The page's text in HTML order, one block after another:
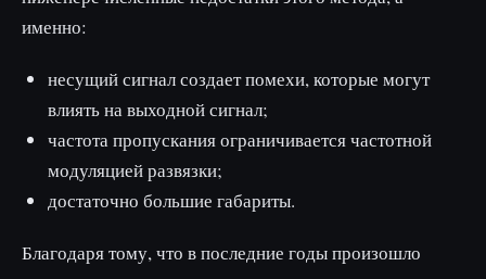
именно:
несущий сигнал создает помехи, которые могут
влиять на выходной сигнал;
частота пропускания ограничивается частотной
модуляцией развязки;
достаточно большие габариты.
Благодаря тому, что в последние годы произошло